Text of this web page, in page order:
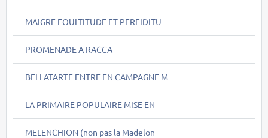
MAIGRE FOULTITUDE ET PERFIDITU
PROMENADE A RACCA
BELLATARTE ENTRE EN CAMPAGNE M
LA PRIMAIRE POPULAIRE MISE EN
MELENCHION (non pas la Madelon